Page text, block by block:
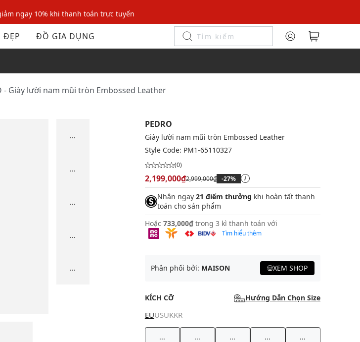
ngay 10% khi thanh toán trực tuyến
- Giảm 10% đơn đầu cho thành viên mới!
ngay 10% khi thanh toán trực tuyến
ĐẸP ĐỒ GIA DỤNG
- Giày lười nam mũi tròn Embossed Leather
...
...
...
...
...
PEDRO
Giày lười nam mũi tròn Embossed Leather
Style Code: PM1-65110327
(0)
2,199,000₫2,999,000₫ -27% i
Nhận ngay 21 điểm thưởng khi hoàn tất thanh
toán cho sản phẩm
Hoặc 733,000₫ trong 3 kì thanh toán với
Tìm hiểu thêm
Phân phối bởi: MAISON XEM SHOP
KÍCH CỠ Hướng Dẫn Chọn Size
EUUSUKKR
... ... ... ... ...